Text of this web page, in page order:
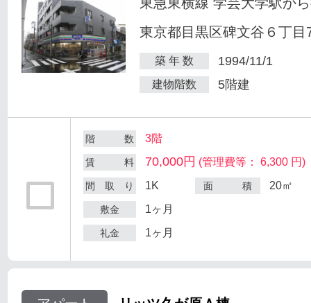
東京都目黒区碑文谷６丁目
築 年 数 1994/11/1
建物階数 5階建
階 数 3階
賃 料 70,000円 (管理費等： 6,300 円)
間 取 り 1K 面 積 20㎡
敷金 1ヶ月
礼金 1ヶ月